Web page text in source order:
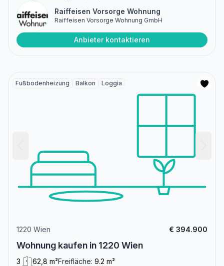
Raiffeisen Vorsorge Wohnung
Raiffeisen Vorsorge Wohnung GmbH
Anbieter kontaktieren
Fußbodenheizung Balkon Loggia
1220 Wien € 394.900
Wohnung kaufen in 1220 Wien
3 62,8 m²Freifläche: 9.2 m²